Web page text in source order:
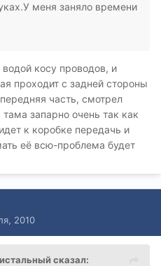
меня заняло времени
косу проводов, и
проходит с задней стороны
часть, смотрел
запарно очень так как
к коробке передачь и
её всю-проблема будет
2010
сказал: